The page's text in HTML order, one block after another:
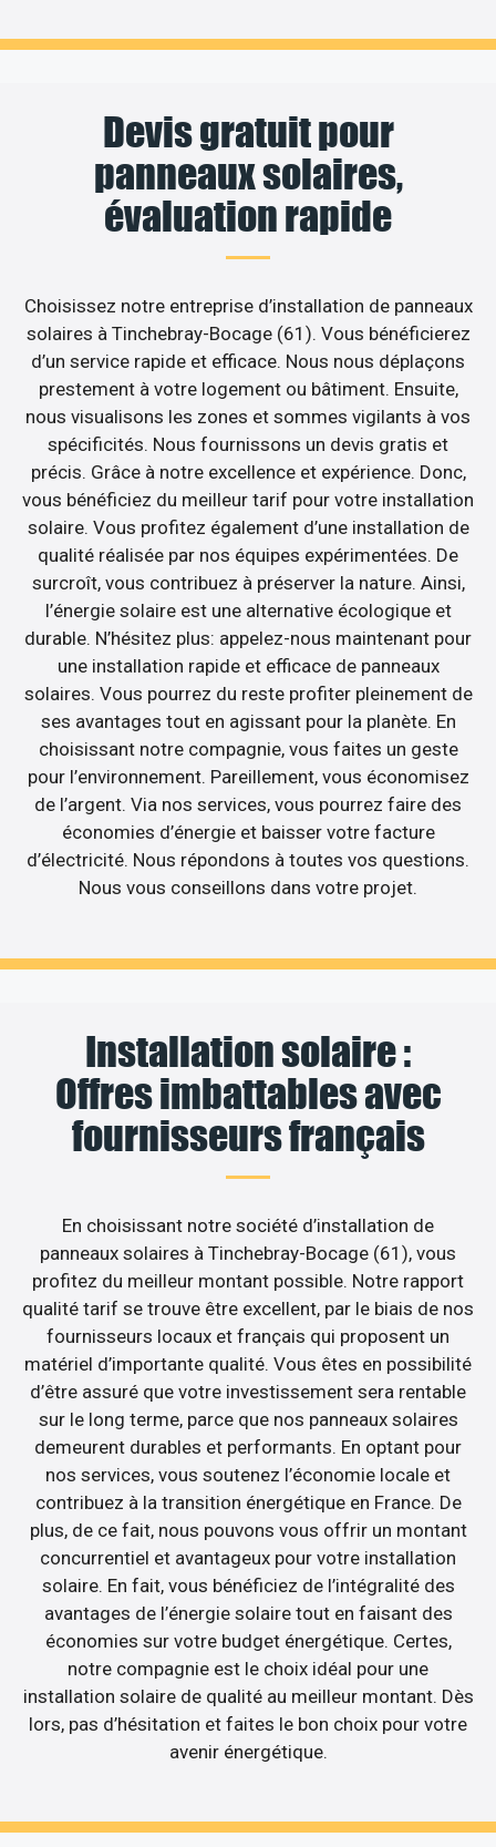
Devis gratuit pour
panneaux solaires,
évaluation rapide
Choisissez notre entreprise d’installation de panneaux
solaires à Tinchebray-Bocage (61). Vous bénéficierez
d’un service rapide et efficace. Nous nous déplaçons
prestement à votre logement ou bâtiment. Ensuite,
nous visualisons les zones et sommes vigilants à vos
spécificités. Nous fournissons un devis gratis et
précis. Grâce à notre excellence et expérience. Donc,
vous bénéficiez du meilleur tarif pour votre installation
solaire. Vous profitez également d’une installation de
qualité réalisée par nos équipes expérimentées. De
surcroît, vous contribuez à préserver la nature. Ainsi,
l’énergie solaire est une alternative écologique et
durable. N’hésitez plus: appelez-nous maintenant pour
une installation rapide et efficace de panneaux
solaires. Vous pourrez du reste profiter pleinement de
ses avantages tout en agissant pour la planète. En
choisissant notre compagnie, vous faites un geste
pour l’environnement. Pareillement, vous économisez
de l’argent. Via nos services, vous pourrez faire des
économies d’énergie et baisser votre facture
d’électricité. Nous répondons à toutes vos questions.
Nous vous conseillons dans votre projet.
Installation solaire :
Offres imbattables avec
fournisseurs français
En choisissant notre société d’installation de
panneaux solaires à Tinchebray-Bocage (61), vous
profitez du meilleur montant possible. Notre rapport
qualité tarif se trouve être excellent, par le biais de nos
fournisseurs locaux et français qui proposent un
matériel d’importante qualité. Vous êtes en possibilité
d’être assuré que votre investissement sera rentable
sur le long terme, parce que nos panneaux solaires
demeurent durables et performants. En optant pour
nos services, vous soutenez l’économie locale et
contribuez à la transition énergétique en France. De
plus, de ce fait, nous pouvons vous offrir un montant
concurrentiel et avantageux pour votre installation
solaire. En fait, vous bénéficiez de l’intégralité des
avantages de l’énergie solaire tout en faisant des
économies sur votre budget énergétique. Certes,
notre compagnie est le choix idéal pour une
installation solaire de qualité au meilleur montant. Dès
lors, pas d’hésitation et faites le bon choix pour votre
avenir énergétique.